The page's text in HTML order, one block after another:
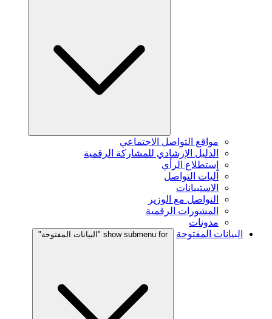
مواقع التواصل الاجتماعي
الدليل الإرشادي للمشاركة الرقمية
إستطلاع الرأي
آليات التواصل
الاستبيانات
التواصل مع الوزير
المشورات الرقمية
مدونات
البيانات المفتوحة
show submenu for "البيانات المفتوحة"